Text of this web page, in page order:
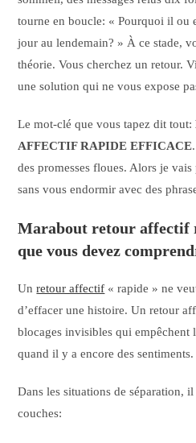
tourne en boucle: « Pourquoi il ou
jour au lendemain? » À ce stade,
théorie. Vous cherchez un retour.
une solution qui ne vous expose
Le mot-clé que vous tapez dit tout:
AFFECTIF RAPIDE EFFICACE
des promesses floues. Alors je
sans vous endormir avec des
Marabout retour affectif
que vous devez
Unretour affectif « rapide » ne
d’effacer une histoire. Un retour
blocages invisibles qui empêchent
quand il y a encore des sentiments.
Dans les situations de séparation,
couches: